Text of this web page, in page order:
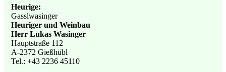
Heurige:
Gasslwasinger
Heuriger und Weinbau
Herr Lukas Wasinger
Hauptstraße 112
A-2372 Gießhübl
Tel.: +43 2236 45110